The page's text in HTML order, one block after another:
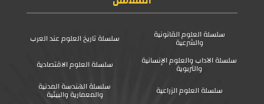
سلسلة العلوم القانونية
والشرعية
سلسلة تاريخ العلوم عند العرب
سلسلة الآداب والعلوم الإنسانية
والتربوية
سلسلة العلوم الاقتصادية
سلسلة العلوم الزراعية
سلسلة الهندسة المدنية
والمعمارية والبيئية